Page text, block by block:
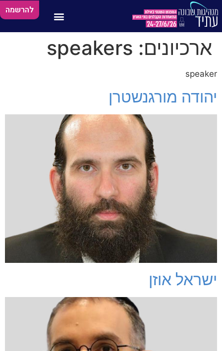
להרשמה
ארכיונים: speakers
speaker
יהודה מורגנשטרן
ישראל אוזן